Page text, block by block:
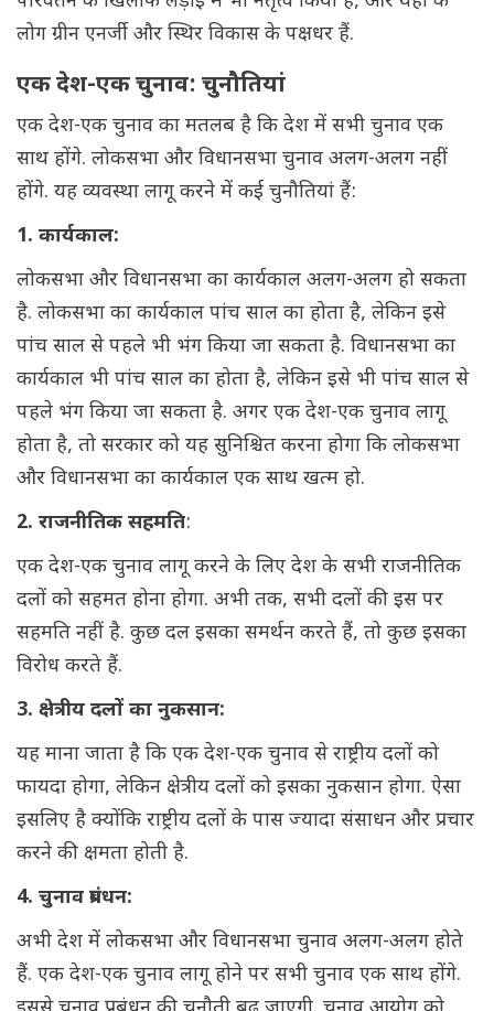
लोग ग्रीन एनर्जी और स्थिर विकास के पक्षधर हैं.
एक देश-एक चुनाव: चुनौतियां
एक देश-एक चुनाव का मतलब है कि देश में सभी चुनाव एक
साथ होंगे. लोकसभा और विधानसभा चुनाव अलग-अलग नहीं
होंगे. यह व्यवस्था लागू करने में कई चुनौतियां हैं:
1. कार्यकाल:
लोकसभा और विधानसभा का कार्यकाल अलग-अलग हो सकता
है. लोकसभा का कार्यकाल पांच साल का होता है, लेकिन इसे
पांच साल से पहले भी भंग किया जा सकता है. विधानसभा का
कार्यकाल भी पांच साल का होता है, लेकिन इसे भी पांच साल से
पहले भंग किया जा सकता है. अगर एक देश-एक चुनाव लागू
होता है, तो सरकार को यह सुनिश्चित करना होगा कि लोकसभा
और विधानसभा का कार्यकाल एक साथ खत्म हो.
2. राजनीतिक सहमति:
एक देश-एक चुनाव लागू करने के लिए देश के सभी राजनीतिक
दलों को सहमत होना होगा. अभी तक, सभी दलों की इस पर
सहमति नहीं है. कुछ दल इसका समर्थन करते हैं, तो कुछ इसका
विरोध करते हैं.
3. क्षेत्रीय दलों का नुकसान:
यह माना जाता है कि एक देश-एक चुनाव से राष्ट्रीय दलों को
फायदा होगा, लेकिन क्षेत्रीय दलों को इसका नुकसान होगा. ऐसा
इसलिए है क्योंकि राष्ट्रीय दलों के पास ज्यादा संसाधन और प्रचार
करने की क्षमता होती है.
4. चुनाव प्रबंधन:
अभी देश में लोकसभा और विधानसभा चुनाव अलग-अलग होते
हैं. एक देश-एक चुनाव लागू होने पर सभी चुनाव एक साथ होंगे.